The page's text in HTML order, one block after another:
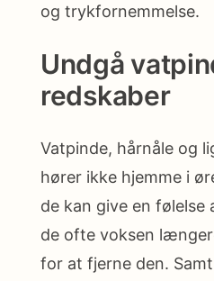
og trykfornemmelse.
Undgå
redskaber
Vatpinde, hårnåle og
hører ikke hjemme i
de kan give en følelse
de ofte voksen
for at fjerne den.